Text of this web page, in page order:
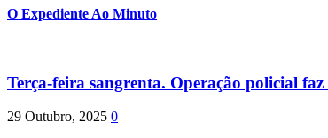
O Expediente Ao Minuto
Terça-feira sangrenta. Operação policial
29 Outubro, 2025 0